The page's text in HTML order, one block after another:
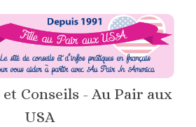
Conseils - Au Pair aux
USA